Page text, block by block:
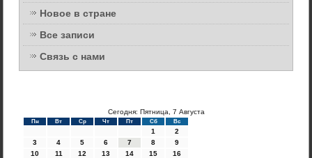
Новое в стране
Все записи
Связь с нами
Сегодня: Пятница, 7 Августа
Пн Вт Ср Чт Пт Сб Вс
1
2
3
4 5 6 7 8
9
10
11 12 13 14 15
16